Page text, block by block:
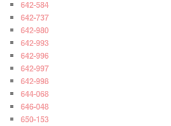
642-584
642-737
642-980
642-993
642-996
642-997
642-998
644-068
646-048
650-153